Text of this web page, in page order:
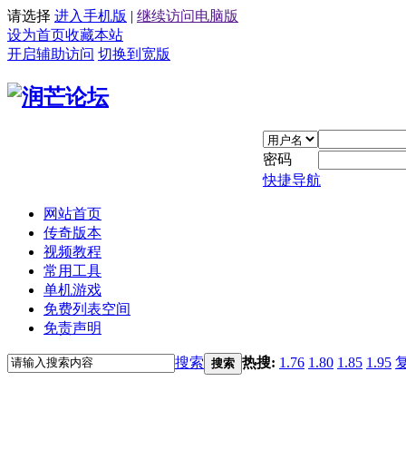
请选择 进入手机版 | 继续访问电脑版
设为首页收藏本站
开启辅助访问 切换到宽版
密码
快捷导航
网站首页
传奇版本
视频教程
常用工具
单机游戏
免费列表空间
免责声明
搜索 搜索 热搜: 1.76 1.80 1.85 1.95